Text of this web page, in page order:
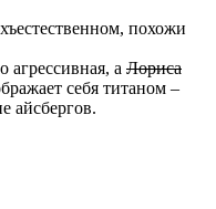
похожи
агрессивная, а Лориса
себя титаном –
айсбергов.